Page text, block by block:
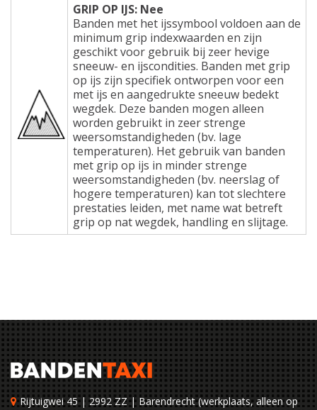
GRIP OP IJS: Nee
Banden met het ijssymbool voldoen aan de
minimum grip indexwaarden en zijn
geschikt voor gebruik bij zeer hevige
sneeuw- en ijscondities. Banden met grip
op ijs zijn specifiek ontworpen voor een
met ijs en aangedrukte sneeuw bedekt
wegdek. Deze banden mogen alleen
worden gebruikt in zeer strenge
weersomstandigheden (bv. lage
temperaturen). Het gebruik van banden
met grip op ijs in minder strenge
weersomstandigheden (bv. neerslag of
hogere temperaturen) kan tot slechtere
prestaties leiden, met name wat betreft
grip op nat wegdek, handling en slijtage.
Rijtuigwei 45 | 2992 ZZ | Barendrecht (werkplaats, alleen op